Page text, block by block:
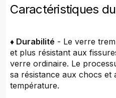
Caractéristiques
♦ Durabilité - Le verre
et plus résistant aux
verre ordinaire. Le
sa résistance aux chocs et
température.